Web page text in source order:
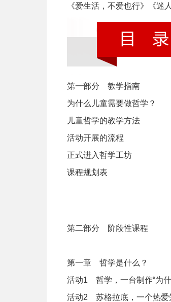
《爱生活，不爱也行》《迷
第一部分 教学指南
为什么儿童需要做哲学？
儿童哲学的教学方法
活动开展的流程
正式进入哲学工坊
课程规划表
第二部分 阶段性课程
第一章 哲学是什么？
活动1 哲学，一台制作“为什
活动2 苏格拉底，一个热爱